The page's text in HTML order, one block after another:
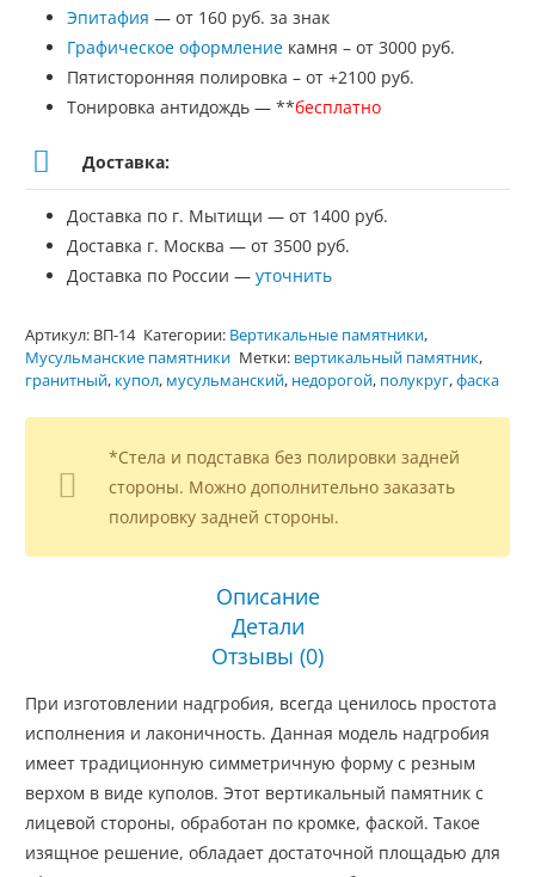
Эпитафия — от 160 руб. за знак
Графическое оформление камня – от 3000 руб.
Пятисторонняя полировка – от +2100 руб.
Тонировка антидождь — **бесплатно
Доставка:
Доставка по г. Мытищи — от 1400 руб.
Доставка г. Москва — от 3500 руб.
Доставка по России — уточнить
Артикул: ВП-14 Категории: Вертикальные памятники,
Мусульманские памятники Метки: вертикальный памятник,
гранитный, купол, мусульманский, недорогой, полукруг,фаска
*Стела и подставка без полировки задней
стороны. Можно дополнительно заказать
полировку задней стороны.
Описание
Детали
Отзывы (0)
При изготовлении надгробия, всегда ценилось простота
исполнения и лаконичность. Данная модель надгробия
имеет традиционную симметричную форму с резным
верхом в виде куполов. Этот вертикальный памятник с
лицевой стороны, обработан по кромке, фаской. Такое
изящное решение, обладает достаточной площадью для